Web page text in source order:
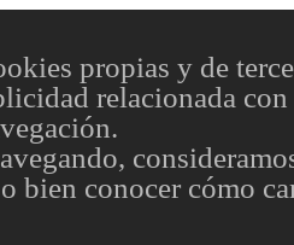
propias y de
relacionada
bien conocer cómo